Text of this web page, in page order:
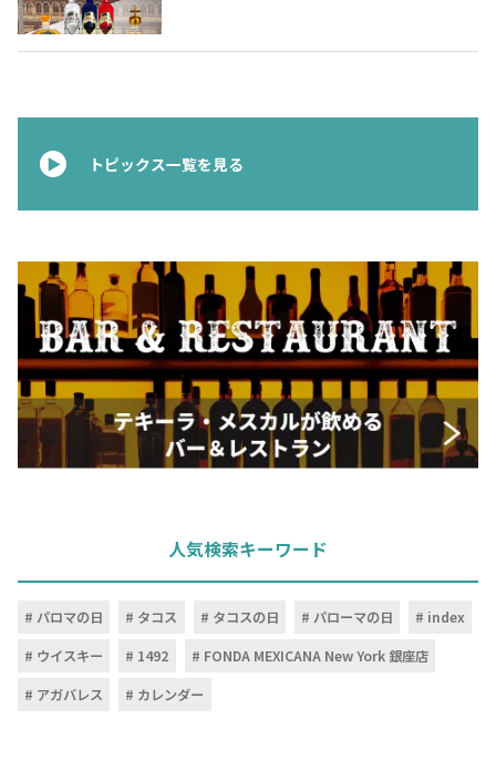
トピックス一覧を見る
人気検索キーワード
パロマの日 タコス タコスの日 パローマの日
index
ウイスキー
1492
FONDA MEXICANA New York 銀座店
アガバレス
カレンダー